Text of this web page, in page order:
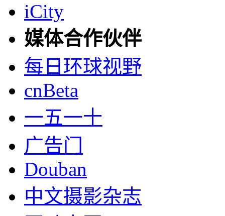
iCity
媒体合作伙伴
每日环球视野
cnBeta
一五一十
广告门
Douban
中文摄影杂志